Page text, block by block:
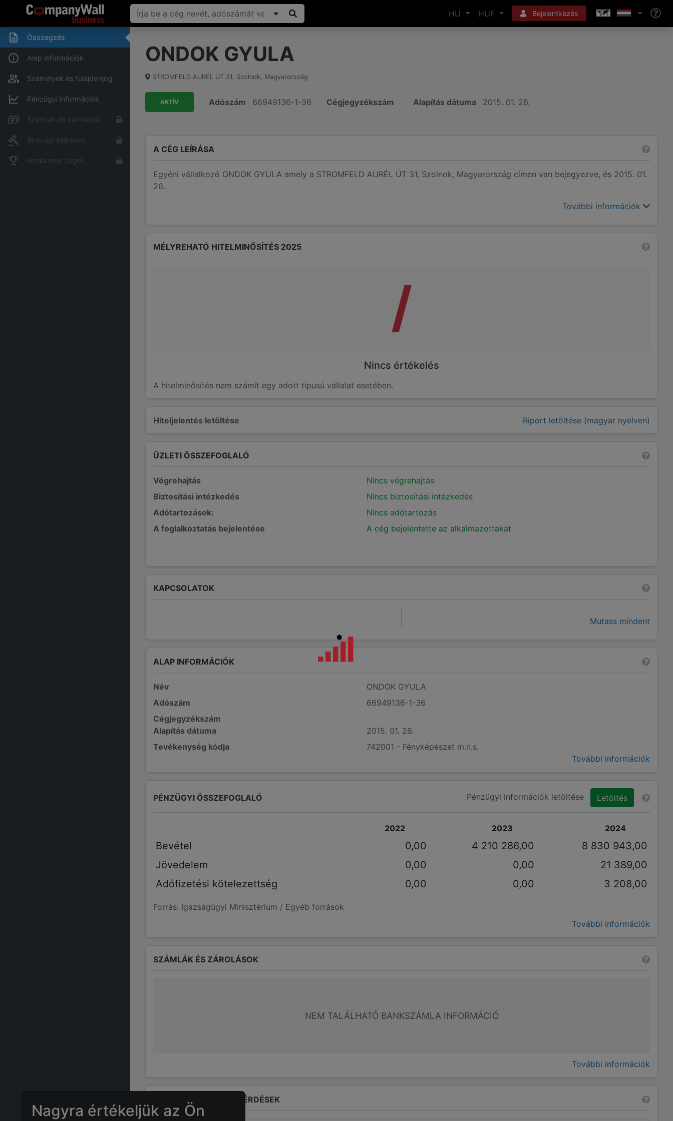
HU HUF Bejelentkezés
Összegzés
Alap információk
Személyek és tulajdonjog
Pénzügyi információk
Számlák és zárolások
Bírósági eljárások
Konkurens cégek
ONDOK GYULA
STROMFELD AURÉL ÚT 31, Szolnok, Magyarország
AKTÍV Adószám 66949136-1-36 Cégjegyzékszám Alapítás dátuma 2015. 01. 26.
A CÉG LEÍRÁSA
Egyéni vállalkozó ONDOK GYULA amely a STROMFELD AURÉL ÚT 31, Szolnok, Magyarország címen van bejegyezve, és 2015. 01.
26..
További információk
Hiteljelentés letöltése Riport letöltése (magyar nyelven)
MÉLYREHATÓ HITELMINŐSÍTÉS 2025
/
Nincs értékelés
A hitelminősítés nem számít egy adott típusú vállalat esetében.
ÜZLETI ÖSSZEFOGLALÓ
Végrehajtás
Nincs végrehajtás
Biztosítási intézkedés
Nincs biztosítási intézkedés
Adótartozások:
Nincs adótartozás
A foglalkoztatás bejelentése
A cég bejelentette az alkalmazottakat
KAPCSOLATOK
Mutass mindent
ALAP INFORMÁCIÓK
Név
ONDOK GYULA
Adószám
66949136-1-36
Cégjegyzékszám
Alapítás dátuma
2015. 01. 26.
Tevékenység kódja
742001 - Fényképészet m.n.s.
További információk
PÉNZÜGYI ÖSSZEFOGLALÓ Pénzügyi információk letöltése Letöltés
2022 2023 2024
Bevétel 0,00 4 210 286,00
8 830 943,00
Jövedelem
0,00 0,00
21 389,00
Adófizetési kötelezettség
0,00 0,00 3 208,00
Forrás: Igazságügyi Minisztérium / Egyéb források
További információk
SZÁMLÁK ÉS ZÁROLÁSOK
NEM TALÁLHATÓ BANKSZÁMLA INFORMÁCIÓ
További információk
GYAKRAN ISMÉTELT KÉRDÉSEK
Nagyra értékeljük az Ön